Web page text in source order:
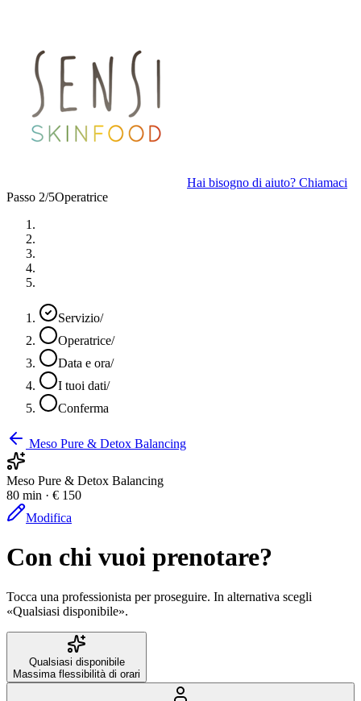
Hai bisogno di aiuto? Chiamaci
Passo 2/5Operatrice
Servizio/
Operatrice/
Data e ora/
I tuoi dati/
Conferma
Meso Pure & Detox Balancing
Meso Pure & Detox Balancing
80 min · € 150
Modifica
Con chi vuoi prenotare?
Tocca una professionista per proseguire. In alternativa scegli
«Qualsiasi disponibile».
Qualsiasi disponibile
Massima flessibilità di orari